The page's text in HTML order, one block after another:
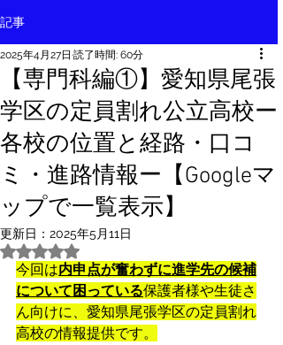
記事
【専門科編①】愛知県尾張
学区の定員割れ公立高校ー
各校の位置と経路・口コ
ミ・進路情報ー【Googleマ
ップで一覧表示】
2025年4月27日 読了時間: 60分
更新日： 2025年5月11日
5つ星のうちNaNと評価されています。
今回は内申点が奮わずに進学先の候補
について困っている保護者様や生徒さ
ん向けに、愛知県尾張学区の定員割れ
高校の情報提供です。